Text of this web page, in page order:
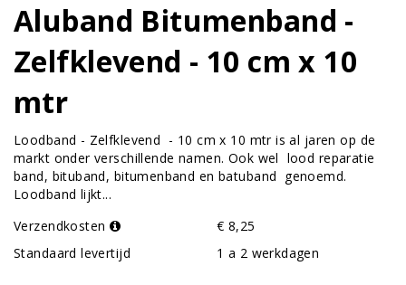
Aluband Bitumenband -
Zelfklevend - 10 cm x 10
mtr
Loodband - Zelfklevend - 10 cm x 10 mtr is al jaren op de
markt onder verschillende namen. Ook wel lood reparatie
band, bituband, bitumenband en batuband genoemd.
Loodband lijkt...
Verzendkosten
€ 8,25
Standaard levertijd
1 a 2 werkdagen